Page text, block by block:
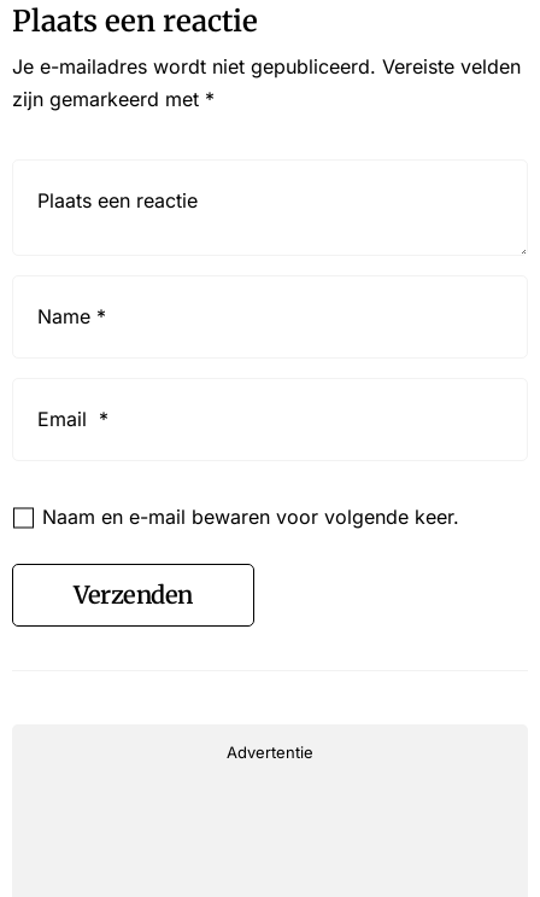
Plaats een reactie
Je e-mailadres wordt niet gepubliceerd. Vereiste velden
zijn gemarkeerd met *
Naam en e-mail bewaren voor volgende keer.
Verzenden
Advertentie